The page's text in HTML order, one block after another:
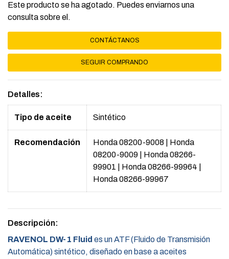
Este producto se ha agotado. Puedes enviarnos una
consulta sobre el.
CONTÁCTANOS
SEGUIR COMPRANDO
Detalles:
Tipo de aceite Sintético
Recomendación Honda 08200-9008
Honda
08200-9009
Honda 08266-
99901
Honda 08266-99964
Honda 08266-99967
Descripción:
RAVENOL DW-1 Fluid es un ATF (Fluido de Transmisión
Automática) sintético, diseñado en base a aceites